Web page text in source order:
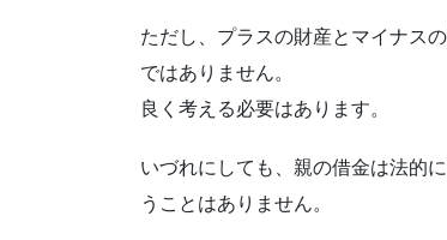
ただし、プラスの財産とマイナス
ではありません。
良く考える必要はあります。
いづれにしても、親の借金は法的
うことはありません。